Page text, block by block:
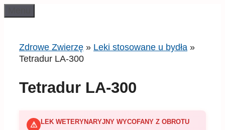
do
Zdrowe Zwierzę » Leki stosowane u bydła »
Tetradur LA-300
Tetradur LA-300
⚠ LEK WETERYNARYJNY WYCOFANY Z OBROTU